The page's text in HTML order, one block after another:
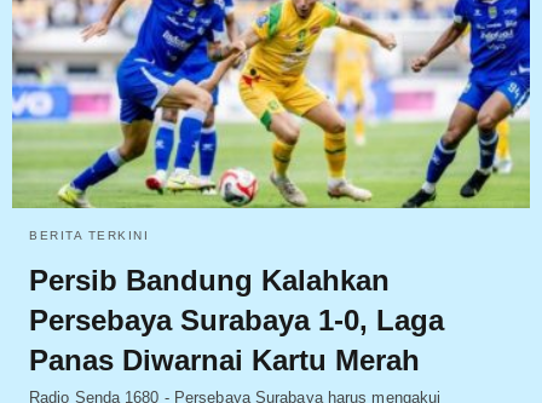
BERITA TERKINI
Persib Bandung Kalahkan
Persebaya Surabaya 1-0, Laga
Panas Diwarnai Kartu Merah
Radio Senda 1680 - Persebaya Surabaya harus mengakui